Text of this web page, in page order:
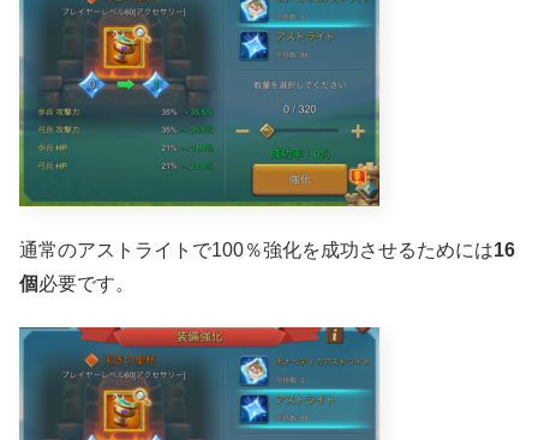
通常のアストライトで100％強化を成功させるためには16
個必要です。